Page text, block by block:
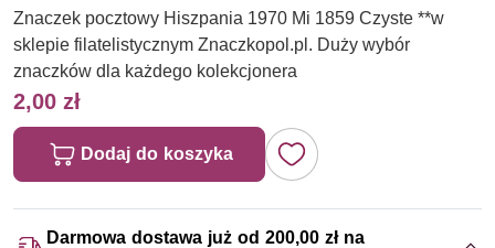
Znaczek pocztowy Hiszpania 1970 Mi 1859 Czyste **w
sklepie filatelistycznym Znaczkopol.pl. Duży wybór
znaczków dla każdego kolekcjonera
2,00 zł
Dodaj do koszyka
Darmowa dostawa już od 200,00 zł na